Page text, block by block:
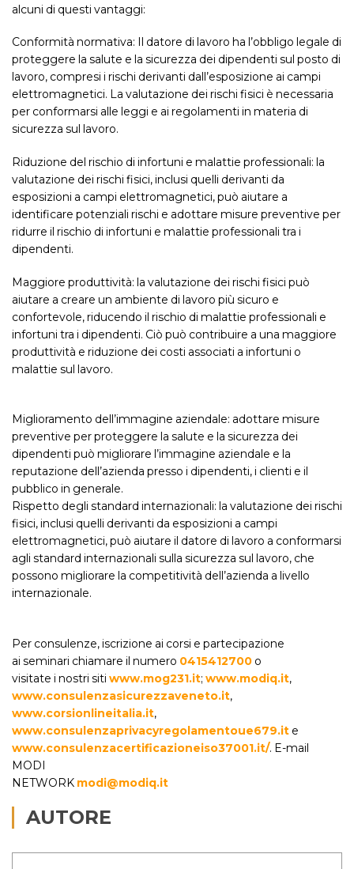
alcuni di questi vantaggi:
Conformità normativa: Il datore di lavoro ha l’obbligo legale di
proteggere la salute e la sicurezza dei dipendenti sul posto di
lavoro, compresi i rischi derivanti dall’esposizione ai campi
elettromagnetici. La valutazione dei rischi fisici è necessaria
per conformarsi alle leggi e ai regolamenti in materia di
sicurezza sul lavoro.
Riduzione del rischio di infortuni e malattie professionali: la
valutazione dei rischi fisici, inclusi quelli derivanti da
esposizioni a campi elettromagnetici, può aiutare a
identificare potenziali rischi e adottare misure preventive per
ridurre il rischio di infortuni e malattie professionali tra i
dipendenti.
Maggiore produttività: la valutazione dei rischi fisici può
aiutare a creare un ambiente di lavoro più sicuro e
confortevole, riducendo il rischio di malattie professionali e
infortuni tra i dipendenti. Ciò può contribuire a una maggiore
produttività e riduzione dei costi associati a infortuni o
malattie sul lavoro.
Miglioramento dell’immagine aziendale: adottare misure
preventive per proteggere la salute e la sicurezza dei
dipendenti può migliorare l’immagine aziendale e la
reputazione dell’azienda presso i dipendenti, i clienti e il
pubblico in generale.
Rispetto degli standard internazionali: la valutazione dei rischi
fisici, inclusi quelli derivanti da esposizioni a campi
elettromagnetici, può aiutare il datore di lavoro a conformarsi
agli standard internazionali sulla sicurezza sul lavoro, che
possono migliorare la competitività dell’azienda a livello
internazionale.
Per consulenze, iscrizione ai corsi e partecipazione
ai seminari chiamare il numero 0415412700 o
visitate i nostri siti www.mog231.it; www.modiq.it,
www.consulenzasicurezzaveneto.it,
www.corsionlineitalia.it,
www.consulenzaprivacyregolamentoue679.it e
www.consulenzacertificazioneiso37001.it/. E-mail
MODI
NETWORK modi@modiq.it
AUTORE